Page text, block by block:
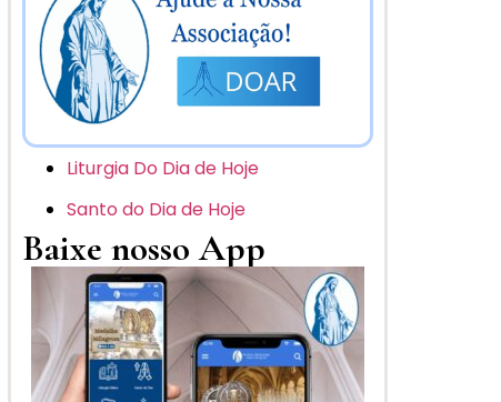
Liturgia Do Dia de Hoje
Santo do Dia de Hoje
Baixe nosso App